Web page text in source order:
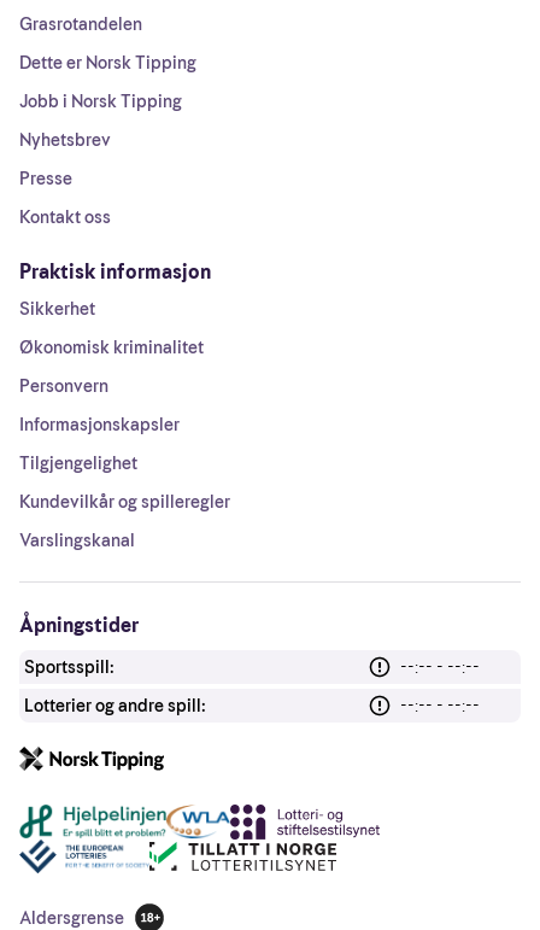
Grasrotandelen
Dette er Norsk Tipping
Jobb i Norsk Tipping
Nyhetsbrev
Presse
Kontakt oss
Praktisk informasjon
Sikkerhet
Økonomisk kriminalitet
Personvern
Informasjonskapsler
Tilgjengelighet
Kundevilkår og spilleregler
Varslingskanal
Åpningstider
Sportsspill:
--:-- - --:--
Lotterier og andre spill:
--:-- - --:--
Andre lenker
Aldersgrense